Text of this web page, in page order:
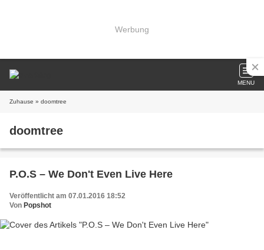
Werbung
MENU
Zuhause » doomtree
doomtree
P.O.S – We Don't Even Live Here
Veröffentlicht am 07.01.2016 18:52
Von Popshot